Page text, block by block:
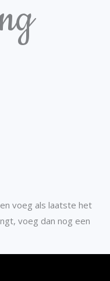
voeg als laatste het
voeg dan nog een